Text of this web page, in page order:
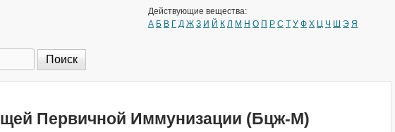
Действующие вещества:
А Б В Г Д Ж З И Й К Л М Н О П Р С Т У Ф Х Ц Ч Ш Э Я
Первичной Иммунизации (Бцж-М)